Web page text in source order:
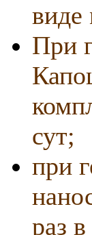
виде
При
сут;
при
раз